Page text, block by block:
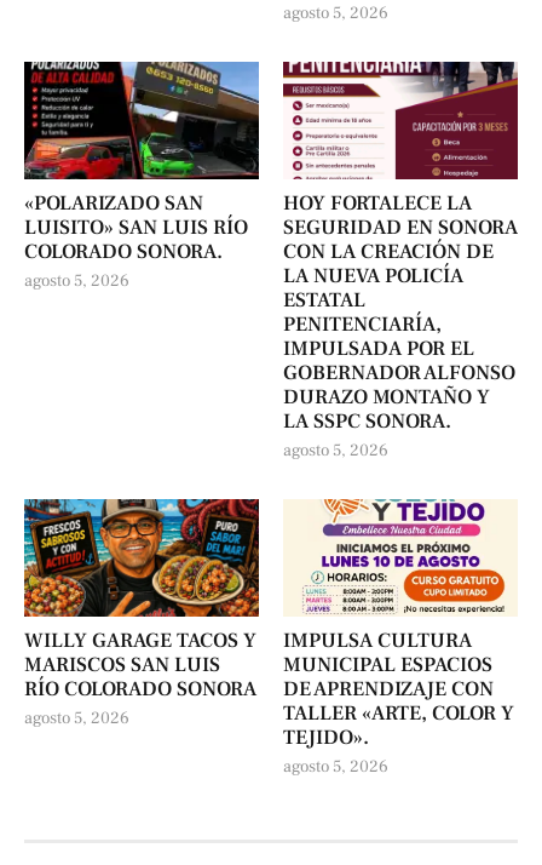
agosto 5, 2026
«POLARIZADO SAN
LUISITO» SAN LUIS RÍO
COLORADO SONORA.
agosto 5, 2026
HOY FORTALECE LA
SEGURIDAD EN SONORA
CON LA CREACIÓN DE
LA NUEVA POLICÍA
ESTATAL
PENITENCIARÍA,
IMPULSADA POR EL
GOBERNADOR ALFONSO
DURAZO MONTAÑO Y
LA SSPC SONORA.
agosto 5, 2026
WILLY GARAGE TACOS Y
MARISCOS SAN LUIS
RÍO COLORADO SONORA
agosto 5, 2026
IMPULSA CULTURA
MUNICIPAL ESPACIOS
DE APRENDIZAJE CON
TALLER «ARTE, COLOR Y
TEJIDO».
agosto 5, 2026